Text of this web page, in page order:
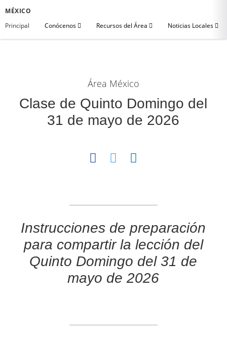
MÉXICO
Principal
Conócenos Recursos del Área Noticias Locales
Área México
Clase de Quinto Domingo del
31 de mayo de 2026
Instrucciones de preparación
para compartir la lección del
Quinto Domingo del 31 de
mayo de 2026